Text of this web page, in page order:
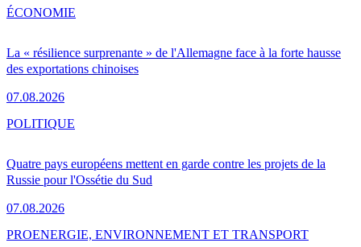
La « résilience surprenante » de l'Allemagne face à la forte hausse
des exportations chinoises
07.08.2026
ÉCONOMIE
Quatre pays européens mettent en garde contre les projets de la
Russie pour l'Ossétie du Sud
07.08.2026
POLITIQUE
PROENERGIE, ENVIRONNEMENT ET TRANSPORT